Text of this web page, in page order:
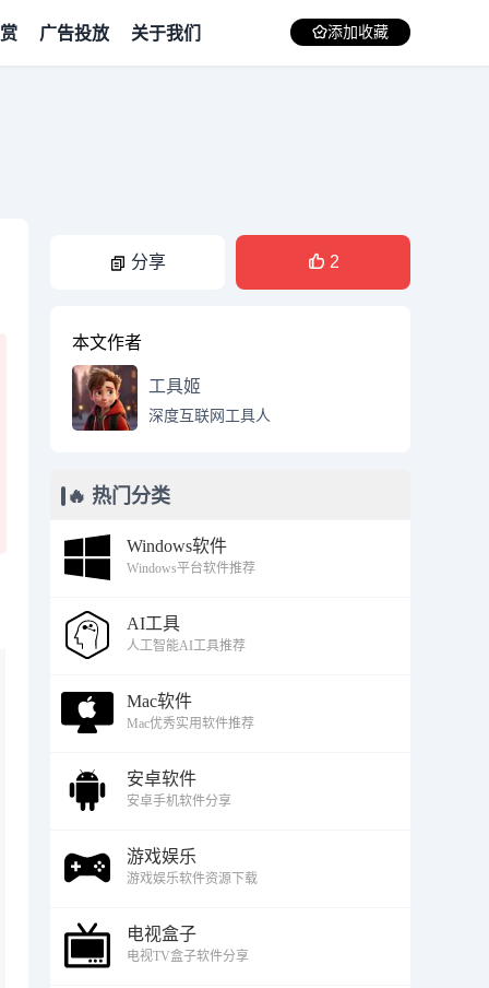
广告投放 关于我们 添加收藏
分享 2
本文作者
工具姬
深度互联网工具人
🔥 热门分类
Windows软件
Windows平台软件推荐
AI工具
人工智能AI工具推荐
Mac软件
Mac优秀实用软件推荐
安卓软件
安卓手机软件分享
游戏娱乐
游戏娱乐软件资源下载
电视盒子
电视TV盒子软件分享